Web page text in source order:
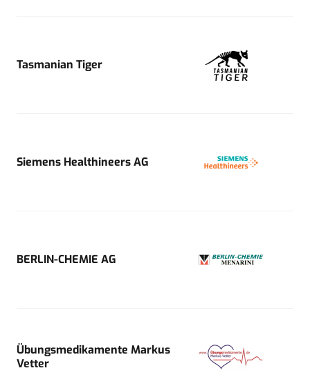
Tasmanian Tiger
Siemens Healthineers AG
BERLIN-CHEMIE AG
Übungsmedikamente Markus
Vetter